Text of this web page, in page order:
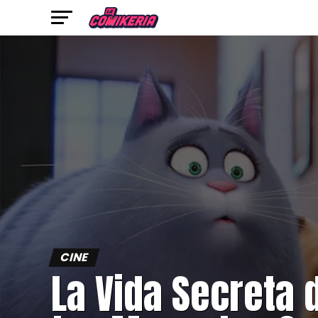
CINE
La Vida Secreta